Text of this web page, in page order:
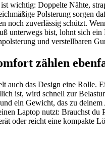
wichtig: Doppelte Nähte,
Polsterung sorgen
noch zuverlässig schützt.
unterwegs bist, lohnt sich
und verstellbaren
zählen
auch das Design eine Rolle.
ist, wird schnell zur
ein Gewicht, das zu deinem
Laptop nutzt: Brauchst du
oder reicht eine kompakte